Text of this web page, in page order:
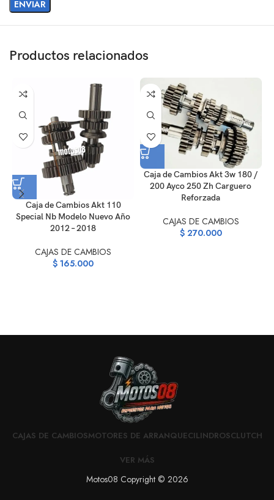
Productos relacionados
Caja de Cambios Akt 110
Special Nb Modelo Nuevo Año
2012 – 2018
CAJAS DE CAMBIOS
$ 165.000
Caja de Cambios Akt 3w 180 /
200 Ayco 250 Zh Carguero
Reforzada
CAJAS DE CAMBIOS
$270.000
CAJAS DE CAMBIOSMOTORES DE ARRANQUECILINDROSCLUTCH
VER MÁS
Motos08 Copyright © 2026